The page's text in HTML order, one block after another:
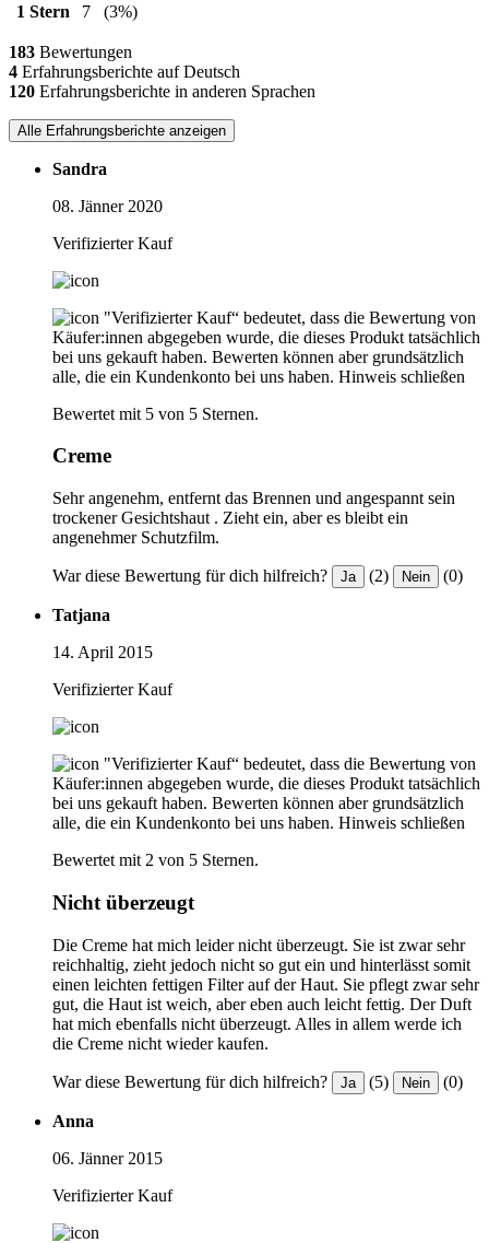
1 Stern
7 (3%)
183 Bewertungen
4 Erfahrungsberichte auf Deutsch
120 Erfahrungsberichte in anderen Sprachen
Alle Erfahrungsberichte anzeigen
Sandra
08. Jänner 2020
Verifizierter Kauf
"Verifizierter Kauf“ bedeutet, dass die Bewertung von
Käufer:innen abgegeben wurde, die dieses Produkt tatsächlich
bei uns gekauft haben. Bewerten können aber grundsätzlich
alle, die ein Kundenkonto bei uns haben. Hinweis schließen
Bewertet mit 5 von 5 Sternen.
Creme
Sehr angenehm, entfernt das Brennen und angespannt sein
trockener Gesichtshaut . Zieht ein, aber es bleibt ein
angenehmer Schutzfilm.
War diese Bewertung für dich hilfreich? Ja (2) Nein (0)
Tatjana
14. April 2015
Verifizierter Kauf
"Verifizierter Kauf“ bedeutet, dass die Bewertung von
Käufer:innen abgegeben wurde, die dieses Produkt tatsächlich
bei uns gekauft haben. Bewerten können aber grundsätzlich
alle, die ein Kundenkonto bei uns haben. Hinweis schließen
Bewertet mit 2 von 5 Sternen.
Nicht überzeugt
Die Creme hat mich leider nicht überzeugt. Sie ist zwar sehr
reichhaltig, zieht jedoch nicht so gut ein und hinterlässt somit
einen leichten fettigen Filter auf der Haut. Sie pflegt zwar sehr
gut, die Haut ist weich, aber eben auch leicht fettig. Der Duft
hat mich ebenfalls nicht überzeugt. Alles in allem werde ich
die Creme nicht wieder kaufen.
War diese Bewertung für dich hilfreich? Ja (5) Nein (0)
Anna
06. Jänner 2015
Verifizierter Kauf